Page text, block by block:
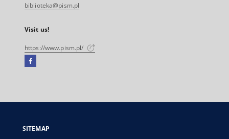
biblioteka@pism.pl
Visit us!
https://www.pism.pl/
Facebook
open
new
SITEMAP